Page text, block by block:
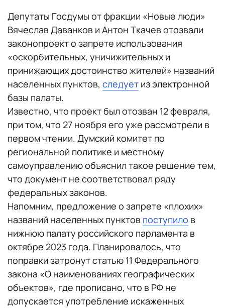
Депутаты Госдумы от фракции «Новые люди»
Вячеслав Даванков и Антон Ткачев отозвали
законопроект о запрете использования
«оскорбительных, уничижительных и
принижающих достоинство жителей» названий
населенных пунктов, следует из электронной
базы палаты.
Известно, что проект был отозван 12 февраля,
при том, что 27 ноября его уже рассмотрели в
первом чтении. Думский комитет по
региональной политике и местному
самоуправлению объяснил такое решение тем,
что документ не соответствовал ряду
федеральных законов.
Напомним, предложение о запрете «плохих»
названий населенных пунктов поступило в
нижнюю палату российского парламента в
октябре 2023 года. Планировалось, что
поправки затронут статью 11 Федерального
закона «О наименованиях географических
объектов», где прописано, что в РФ не
допускается употребление искаженных